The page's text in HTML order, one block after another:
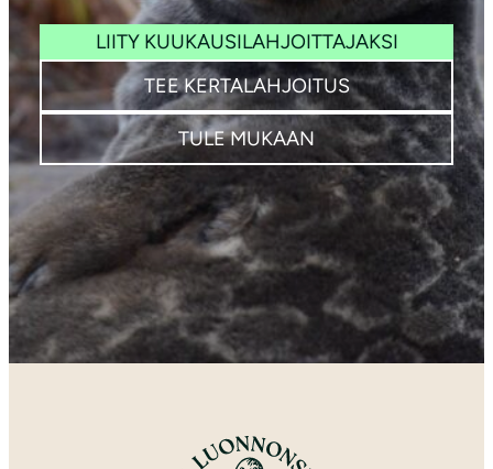
LIITY KUUKAUSILAHJOITTAJAKSI
TEE KERTALAHJOITUS
TULE MUKAAN